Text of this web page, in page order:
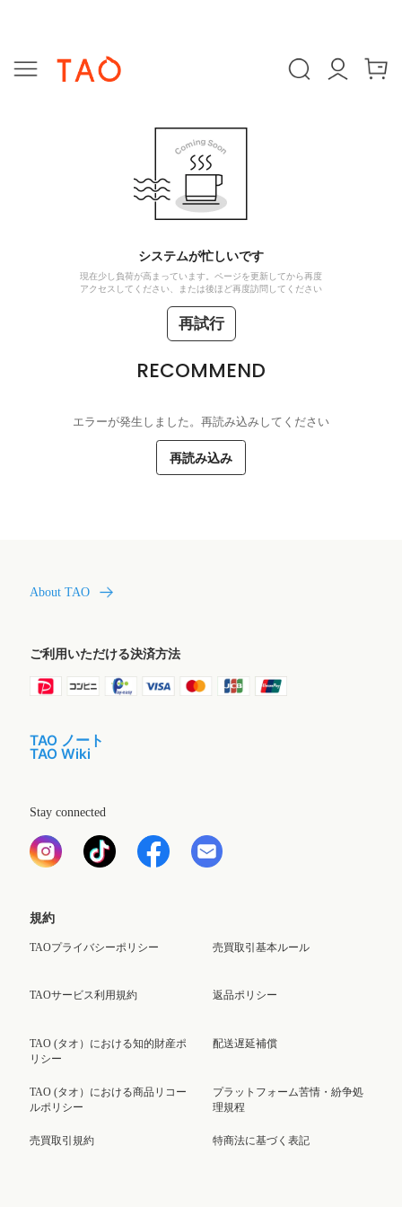
システムが忙しいです
現在少し負荷が高まっています。ページを更新してから再度
アクセスしてください、または後ほど再度訪問してください
再試行
RECOMMEND
エラーが発生しました。再読み込みしてください
再読み込み
About TAO
ご利用いただける決済方法
TAO ノート
TAO Wiki
Stay connected
規約
TAOプライバシーポリシー
TAOサービス利用規約
TAO (タオ）における知的財産ポ
リシー
TAO (タオ）における商品リコー
ルポリシー
売買取引規約
売買取引基本ルール
返品ポリシー
配送遅延補償
プラットフォーム苦情・紛争処
理規程
特商法に基づく表記